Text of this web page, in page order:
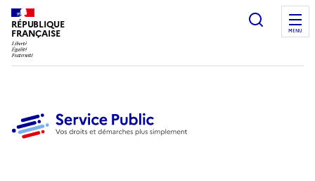
RÉPUBLIQUE
FRANÇAISE
Ouvrir
MENU